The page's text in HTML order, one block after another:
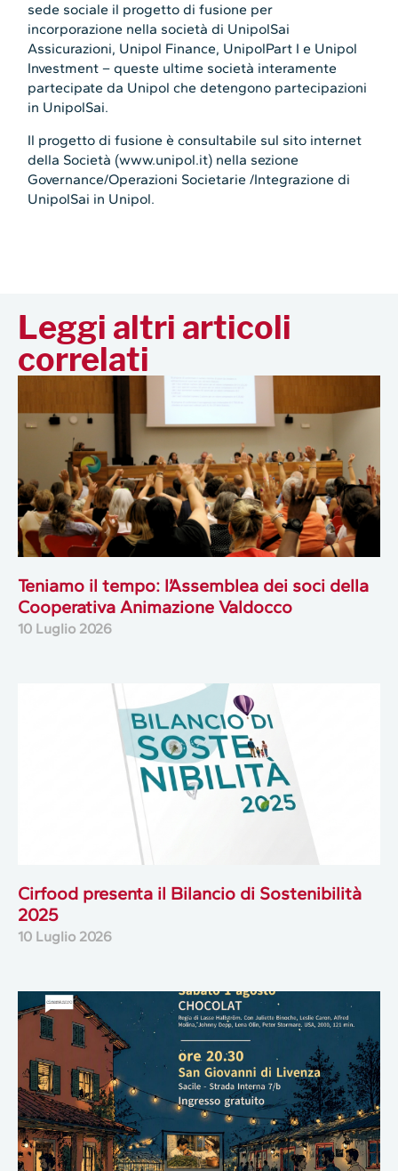
sede sociale il progetto di fusione per
incorporazione nella società di UnipolSai
Assicurazioni, Unipol Finance, UnipolPart I e Unipol
Investment – queste ultime società interamente
partecipate da Unipol che detengono partecipazioni
in UnipolSai.
Il progetto di fusione è consultabile sul sito internet
della Società (www.unipol.it) nella sezione
Governance/Operazioni Societarie /Integrazione di
UnipolSai in Unipol.
Leggi altri articoli
correlati
Teniamo il tempo: l’Assemblea dei soci della
Cooperativa Animazione Valdocco
10 Luglio 2026
Cirfood presenta il Bilancio di Sostenibilità
2025
10 Luglio 2026